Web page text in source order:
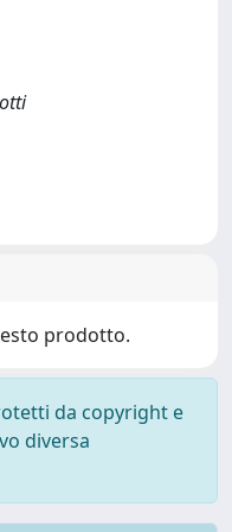
prodotto.
da copyright e
diversa